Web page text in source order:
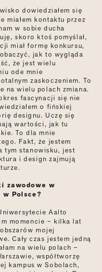
dowiedziałem się
miałem kontaktu przez
w sobie ducha
skoro ktoś pomyślał,
miał formę konkursu,
jak to wygląda
że jest wielu
ode mnie
zaskoczeniem. To
na wielu polach zmiana.
fascynacji się nie
o fińskiej
designu. Uczę się
wartości, jak tu
To dla mnie
Fakt, że jestem
tym stanowisku, jest
i design zajmują
zawodowe w
w Polsce?
Aalto
momencie – kilka lat
mojej
Cały czas jestem jedną
na wielu polach –
współtworzę
kampus w Sobolach,